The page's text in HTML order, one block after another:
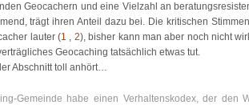
Geocachern und eine Vielzahl an
trägt ihren Anteil dazu bei. Die kritischen
lauter (1 , 2), bisher kann man aber noch nicht
Geocaching tatsächlich etwas tut.
Abschnitt toll anhört…
Gemeinde habe einen Verhaltenskodex, der den